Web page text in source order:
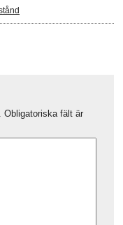
Obligatoriska fält är